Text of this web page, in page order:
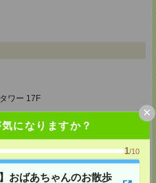
になりますか？
1/10
おばあちゃんのお散歩
×
ワー 17F
ストビル 8F